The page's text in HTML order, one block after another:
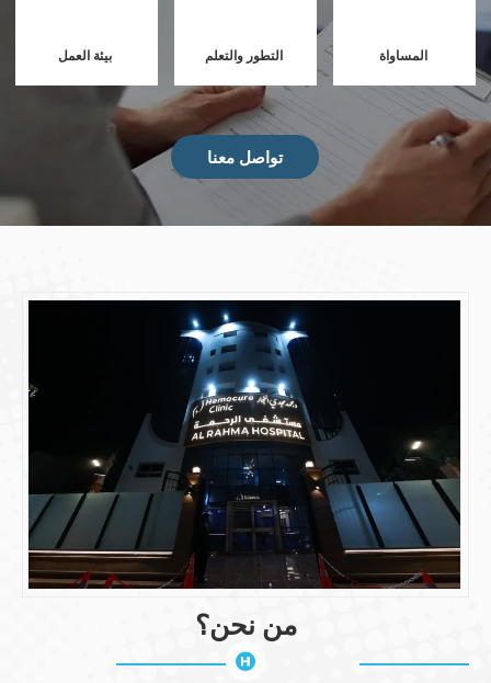
تواصل معنا
المساواة بيئة العمل التطور والتعلم
من نحن؟